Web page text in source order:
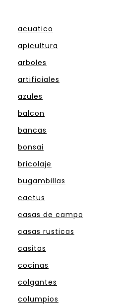
acuatico
apicultura
arboles
artificiales
azules
balcon
bancas
bonsai
bricolaje
bugambillas
cactus
casas de campo
casas rusticas
casitas
cocinas
colgantes
columpios